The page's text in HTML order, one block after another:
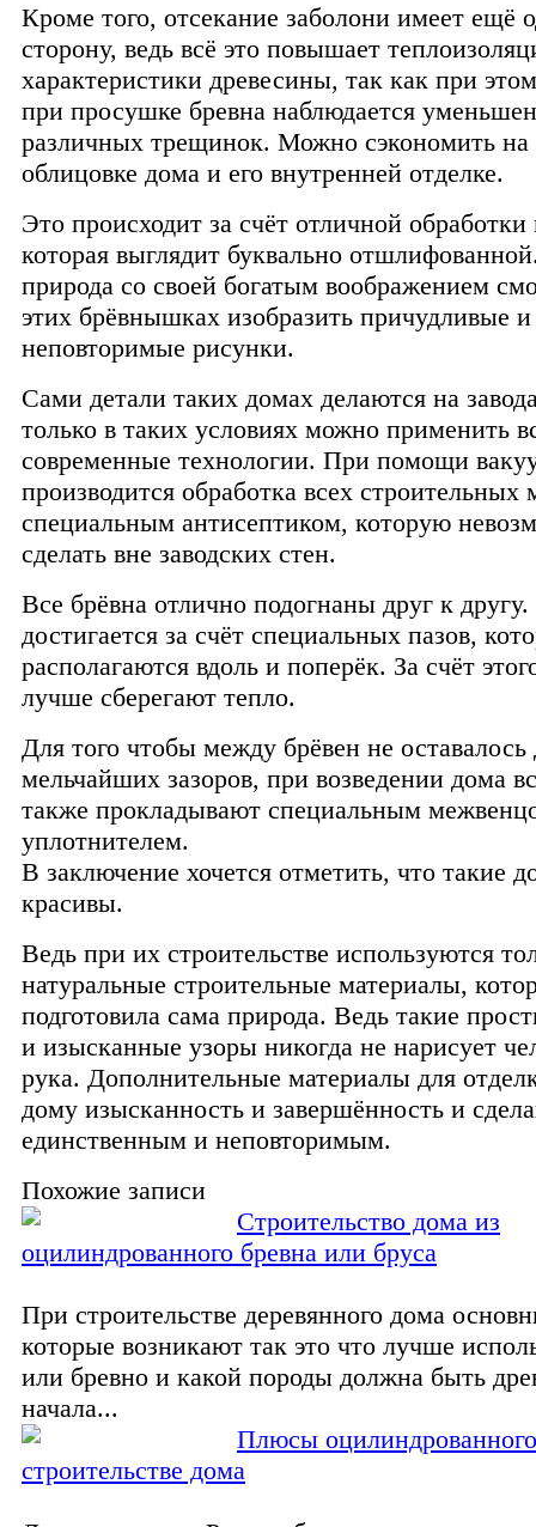
Кроме того, отсекание заболони имеет ещё
сторону, ведь всё это повышает
характеристики древесины, так как при
при просушке бревна наблюдается
различных трещинок. Можно сэкономить
облицовке дома и его внутренней отделке.
Это происходит за счёт отличной
которая выглядит буквально
природа со своей богатым воображением
этих брёвнышках изобразить причудливые и
неповторимые рисунки.
Сами детали таких домах делаются на
только в таких условиях можно применить
современные технологии. При помощи
производится обработка всех строительных
специальным антисептиком, которую
сделать вне заводских стен.
Все брёвна отлично подогнаны друг к
достигается за счёт специальных пазов,
располагаются вдоль и поперёк. За счёт
лучше сберегают тепло.
Для того чтобы между брёвен не
мельчайших зазоров, при возведении дома
также прокладывают специальным
уплотнителем.
В заключение хочется отметить, что такие
красивы.
Ведь при их строительстве используются
натуральные строительные материалы,
подготовила сама природа. Ведь такие
и изысканные узоры никогда не нарисует
рука. Дополнительные материалы для
дому изысканность и завершённость и
единственным и неповторимым.
Похожие записи
Строительство дома из
оцилиндрованного бревна или бруса
При строительстве деревянного дома
которые возникают так это что лучше
или бревно и какой породы должна быть
начала...
Плюсы
строительстве дома